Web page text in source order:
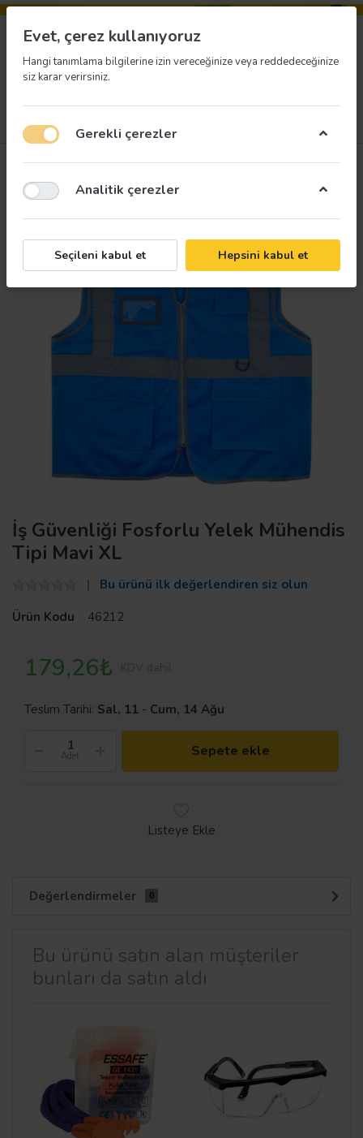
İş Güvenliği Fosforlu Yelek Mühendis
Tipi Mavi XL
Bu ürünü ilk değerlendiren siz olun
Ürün Kodu
46212
179,26₺
Teslim Tarihi: Sal, 11 - Cum, 14 Ağu
Adet Sepete ekle
Listeye Ekle
Değerlendirmeler 0
Bu ürünü satın alan müşteriler
bunları da satın aldı
Evet, çerez kullanıyoruz
Hangi tanımlama bilgilerine izin vereceğinize veya reddedeceğinize
siz karar verirsiniz.
Gerekli çerezler
Analitik çerezler
Seçileni kabul et Hepsini kabul et